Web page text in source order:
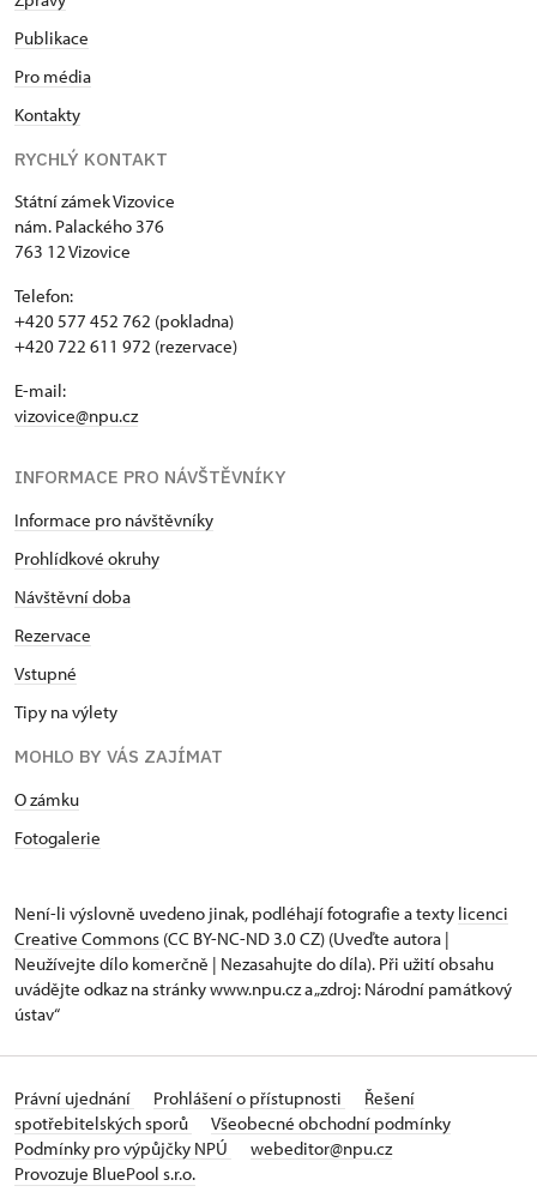
Publikace
Pro média
Kontakty
RYCHLÝ KONTAKT
Státní zámek Vizovice
nám. Palackého 376
763 12 Vizovice
Telefon:
+420 577 452 762 (pokladna)
+420 722 611 972 (rezervace)
E-mail:
vizovice@npu.cz
INFORMACE PRO NÁVŠTĚVNÍKY
Informace pro návštěvníky
Prohlídkové okruhy
Návštěvní doba
Rezervace
Vstupné
Tipy na výlety
MOHLO BY VÁS ZAJÍMAT
O zámku
Fotogalerie
Není-li výslovně uvedeno jinak, podléhají fotografie a texty licenci
Creative Commons (CC BY-NC-ND 3.0 CZ) (Uveďte autora |
Neužívejte dílo komerčně | Nezasahujte do díla). Při užití obsahu
uvádějte odkaz na stránky www.npu.cz a „zdroj: Národní památkový
ústav“
Právní ujednání Prohlášení o přístupnosti
Řešení
spotřebitelských sporů
Všeobecné obchodní podmínky
Podmínky pro výpůjčky NPÚ
webeditor@npu.cz
Provozuje BluePool s.r.o.